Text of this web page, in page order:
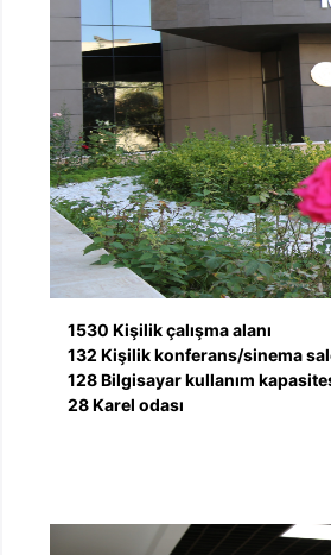
1530 Kişilik çalışma alanı
132 Kişilik konferans/sinema
128 Bilgisayar kullanım
28 Karel odası